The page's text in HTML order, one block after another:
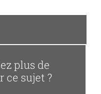
plus de
ce sujet ?